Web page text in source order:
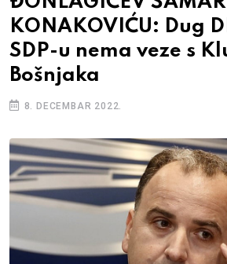
KONAKOVIĆU: Dug
SDP-u nema veze s
Bošnjaka
8. DECEMBAR 2022.